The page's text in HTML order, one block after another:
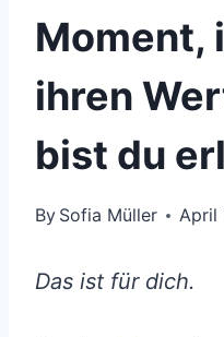
Moment,
ihren
bist du
By Sofia Müller April
Das ist für dich.